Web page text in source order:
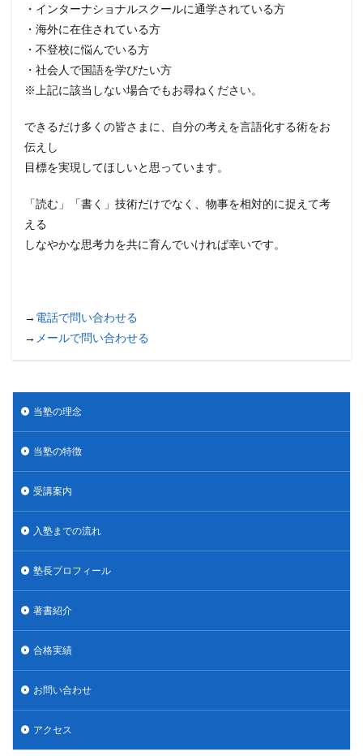
・インターナショナルスクールに通学されている方
・海外に在住されている方
・不登校に悩んでいる方
・社会人で国語を学びたい方
※上記に該当しない場合でもお尋ねください。
できるだけ多くの皆さまに、自分の考えを言語化する術をお
伝えし
目標を実現してほしいと思っています。
「読む」「書く」技術だけでなく、物事を相対的に捉えて考
える
しなやかな思考力を共に育んでいければ幸いです。
→ 電話で問い合わせる
→ メールで問い合わせる
当塾の理念
当塾の特徴
受講案内
入塾までの流れ
塾長プロフィール
著書紹介
合格実績
お問い合わせ
アクセス